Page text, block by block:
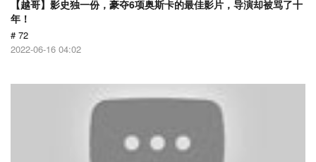
【越哥】影史独一份，豪夺6项奥斯卡的最佳影片，导演却被骂了十
年！
# 72
2022-06-16 04:02